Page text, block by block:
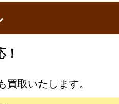
取いたします。